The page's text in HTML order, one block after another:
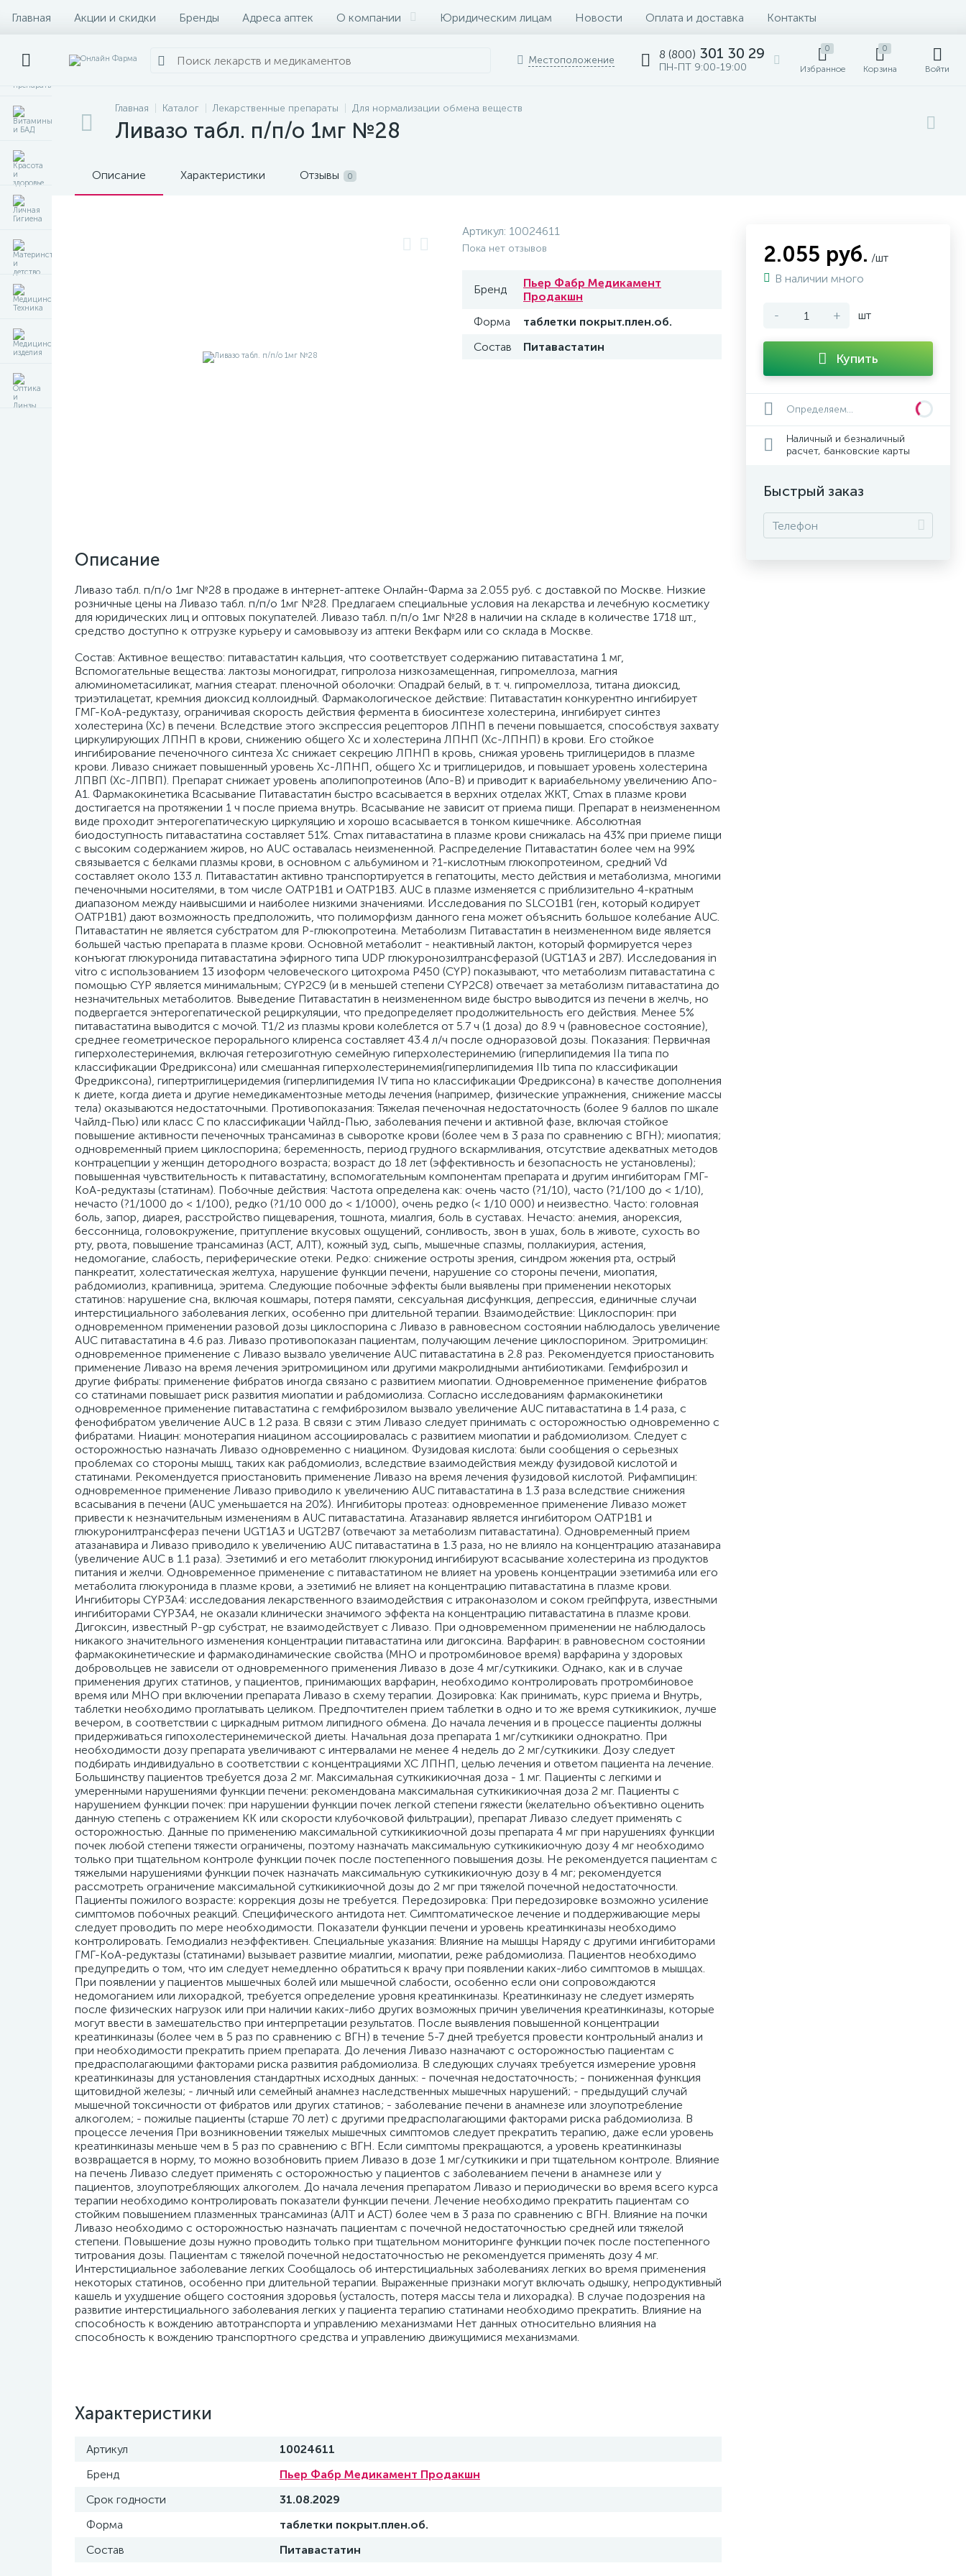
Главная Акции и скидки Бренды Адреса аптек О компании Юридическим лицам Новости Оплата и доставка Контакты
Местоположение 8 (800) 301 30 29
ПН-ПТ 9:00-19:00
0
Избранное
0
Корзина Войти
Главная Каталог Лекарственные препараты Для нормализации обмена веществ
Ливазо табл. п/п/о 1мг №28
Описание Характеристики Отзывы 0
Артикул: 10024611
Пока нет отзывов
Бренд
Пьер Фабр Медикамент
Продакшн
Форма
таблетки покрыт.плен.об.
Состав
Питавастатин
Описание
Ливазо табл. п/п/о 1мг №28 в продаже в интернет-аптеке Онлайн-Фарма за 2.055 руб. с доставкой по Москве. Низкие
розничные цены на Ливазо табл. п/п/о 1мг №28. Предлагаем специальные условия на лекарства и лечебную косметику
для юридических лиц и оптовых покупателей. Ливазо табл. п/п/о 1мг №28 в наличии на складе в количестве 1718 шт.,
средство доступно к отгрузке курьеру и самовывозу из аптеки Векфарм или со склада в Москве.
Cостав: Активное вещество: питавастатин кальция, что соответствует содержанию питавастатина 1 мг, Вспомогательные вещества: лактозы моногидрат, гипролоза низкозамещенная, гипромеллоза, магния алюминометасиликат, магния стеарат. пленочной оболочки: Опадрай белый, в т. ч. гипромеллоза, титана диоксид, триэтилацетат, кремния диоксид коллоидный. Фармакологическое действие: Питавастатин конкурентно ингибирует ГМГ-КоА-редуктазу, ограничивая скорость действия фермента в биосинтезе холестерина, ингибирует синтез холестерина (Хс) в печени. Вследствие этого экспрессия рецепторов ЛПНП в печени повышается, способствуя захвату циркулирующих ЛПНП в крови, снижению общего Хс и холестерина ЛПНП (Хс-ЛПНП) в крови. Его стойкое ингибирование печеночного синтеза Хс снижает секрецию ЛПНП в кровь, снижая уровень триглицеридов в плазме крови. Ливазо снижает повышенный уровень Хс-ЛПНП, общего Хс и триглицеридов, и повышает уровень холестерина ЛПВП (Хс-ЛПВП). Препарат снижает уровень аполипопротеинов (Апо-B) и приводит к вариабельному увеличению Апо-А1. Фармакокинетика Всасывание Питавастатин быстро всасывается в верхних отделах ЖКТ, Cmax в плазме крови достигается на протяжении 1 ч после приема внутрь. Всасывание не зависит от приема пищи. Препарат в неизмененном виде проходит энтерогепатическую циркуляцию и хорошо всасывается в тонком кишечнике. Абсолютная биодоступность питавастатина составляет 51%. Cmax питавастатина в плазме крови снижалась на 43% при приеме пищи с высоким содержанием жиров, но AUC оставалась неизмененной. Распределение Питавастатин более чем на 99% связывается с белками плазмы крови, в основном с альбумином и ?1-кислотным глюкопротеином, средний Vd составляет около 133 л. Питавастатин активно транспортируется в гепатоциты, место действия и метаболизма, многими печеночными носителями, в том числе ОATP1B1 и OATP1B3. AUC в плазме изменяется с приблизительно 4-кратным диапазоном между наивысшими и наиболее низкими значениями. Исследования по SLCO1B1 (ген, который кодирует OATP1B1) дают возможность предположить, что полиморфизм данного гена может объяснить большое колебание AUC. Питавастатин не является субстратом для Р-глюкопротеина. Метаболизм Питавастатин в неизмененном виде является большей частью препарата в плазме крови. Основной метаболит - неактивный лактон, который формируется через конъюгат глюкуронида питавастатина эфирного типа UDP глюкуронозилтрансферазой (UGT1A3 и 2B7). Исследования in vitro с использованием 13 изоформ человеческого цитохрома P450 (CYP) показывают, что метаболизм питавастатина с помощью CYP является минимальным; CYP2C9 (и в меньшей степени CYP2C8) отвечает за метаболизм питавастатина до незначительных метаболитов. Выведение Питавастатин в неизмененном виде быстро выводится из печени в желчь, но подвергается энтерогепатической рециркуляции, что предопределяет продолжительность его действия. Менее 5% питавастатина выводится с мочой. T1/2 из плазмы крови колеблется от 5.7 ч (1 доза) до 8.9 ч (равновесное состояние), среднее геометрическое перорального клиренса составляет 43.4 л/ч после одноразовой дозы. Показания: Первичная гиперхолестеринемия, включая гетерозиготную семейную гиперхолестеринемию (гиперлипидемия IIа типа по классификации Фредриксона) или смешанная гиперхолестеринемия(гиперлипидемия IIb типа по классификации Фредриксона), гипертриглицеридемия (гиперлипидемия IV типа но классификации Фредриксона) в качестве дополнения к диете, когда диета и другие немедикаментозные методы лечения (например, физические упражнения, снижение массы тела) оказываются недостаточными. Противопоказания: Тяжелая печеночная недостаточность (более 9 баллов по шкале Чайлд-Пью) или класс С по классификации Чайлд-Пью, заболевания печени и активной фазе, включая стойкое повышение активности печеночных трансаминаз в сыворотке крови (более чем в 3 раза по сравнению с ВГН); миопатия; одновременный прием циклоспорина; беременность, период грудного вскармливания, отсутствие адекватных методов контрацепции у женщин детородного возраста; возраст до 18 лет (эффективность и безопасность не установлены); повышенная чувствительность к питавастатину, вспомогательным компонентам препарата и другим ингибиторам ГМГ-КоА-редуктазы (статинам). Побочные действия: Частота определена как: очень часто (?1/10), часто (?1/100 до < 1/10), нечасто (?1/1000 до < 1/100), редко (?1/10 000 до < 1/1000), очень редко (< 1/10 000) и неизвестно. Часто: головная боль, запор, диарея, расстройство пищеварения, тошнота, миалгия, боль в суставах. Нечасто: анемия, анорексия, бессонница, головокружение, притупление вкусовых ощущений, сонливость, звон в ушах, боль в животе, сухость во рту, рвота, повышение трансаминаз (АСТ, АЛТ), кожный зуд, сыпь, мышечные спазмы, поллакиурия, астения, недомогание, слабость, периферические отеки. Редко: снижение остроты зрения, синдром жжения рта, острый панкреатит, холестатическая желтуха, нарушение функции печени, нарушение со стороны печени, миопатия, рабдомиолиз, крапивница, эритема. Следующие побочные эффекты были выявлены при применении некоторых статинов: нарушение сна, включая кошмары, потеря памяти, сексуальная дисфункция, депрессия, единичные случаи интерстициального заболевания легких, особенно при длительной терапии. Взаимодействие: Циклоспорин: при одновременном применении разовой дозы циклоспорина с Ливазо в равновесном состоянии наблюдалось увеличение AUC питавастатина в 4.6 раз. Ливазо противопоказан пациентам, получающим лечение циклоспорином. Эритромицин: одновременное применение с Ливазо вызвало увеличение AUC питавастатина в 2.8 раз. Рекомендуется приостановить применение Ливазо на время лечения эритромицином или другими макролидными антибиотиками. Гемфиброзил и другие фибраты: применение фибратов иногда связано с развитием миопатии. Одновременное применение фибратов со статинами повышает риск развития миопатии и рабдомиолиза. Согласно исследованиям фармакокинетики одновременное применение питавастатина с гемфиброзилом вызвало увеличение AUC питавастатина в 1.4 раза, с фенофибратом увеличение AUC в 1.2 раза. В связи с этим Ливазо следует принимать с осторожностью одновременно с фибратами. Ниацин: монотерапия ниацином ассоциировалась с развитием миопатии и рабдомиолизом. Следует с осторожностью назначать Ливазо одновременно с ниацином. Фузидовая кислота: были сообщения о серьезных проблемах со стороны мышц, таких как рабдомиолиз, вследствие взаимодействия между фузидовой кислотой и статинами. Рекомендуется приостановить применение Ливазо на время лечения фузидовой кислотой. Рифампицин: одновременное применение Ливазо приводило к увеличению AUC питавастатина в 1.3 раза вследствие снижения всасывания в печени (AUC уменьшается на 20%). Ингибиторы протеаз: одновременное применение Ливазо может привести к незначительным изменениям в AUC питавастатина. Атазанавир является ингибитором OATP1B1 и глюкуронилтрансфераз печени UGT1A3 и UGT2B7 (отвечают за метаболизм питавастатина). Одновременный прием атазанавира и Ливазо приводило к увеличению AUC питавастатина в 1.3 раза, но не влияло на концентрацию атазанавира (увеличение AUC в 1.1 раза). Эзетимиб и его метаболит глюкуронид ингибируют всасывание холестерина из продуктов питания и желчи. Одновременное применение с питавастатином не влияет на уровень концентрации эзетимиба или его метаболита глюкуронида в плазме крови, а эзетимиб не влияет на концентрацию питавастатина в плазме крови. Ингибиторы CYP3A4: исследования лекарственного взаимодействия с итраконазолом и соком грейпфрута, известными ингибиторами CYP3A4, не оказали клинически значимого эффекта на концентрацию питавастатина в плазме крови. Дигоксин, известный Р-gp субстрат, не взаимодействует с Ливазо. При одновременном применении не наблюдалось никакого значительного изменения концентрации питавастатина или дигоксина. Варфарин: в равновесном состоянии фармакокинетические и фармакодинамические свойства (МНО и протромбиновое время) варфарина у здоровых добровольцев не зависели от одновременного применения Ливазо в дозе 4 мг/суткикики. Однако, как и в случае применения других статинов, у пациентов, принимающих варфарин, необходимо контролировать протромбиновое время или МНО при включении препарата Ливазо в схему терапии. Дозировка: Как принимать, курс приема и Внутрь, таблетки необходимо проглатывать целиком. Предпочтителен прием таблетки в одно и то же время суткикикиок, лучше вечером, в соответствии с циркадным ритмом липидного обмена. До начала лечения и в процессе пациенты должны придерживаться гипохолестеринемической диеты. Начальная доза препарата 1 мг/суткикики однократно. При необходимоcти дозу препарата увеличивают с интервалами не менее 4 недель до 2 мг/суткикики. Дозу следует подбирать индивидуально в соответствии с концентрациями ХС ЛПНП, целью лечения и ответом пациента на лечение. Большинству пациентов требуется доза 2 мг. Максимальная суткикикиочная доза - 1 мг. Пациенты с легкими и умеренными нарушениями функции печени: рекомендована максимальная суткикикиочная доза 2 мг. Пациенты с нарушением функции почек: при нарушении функции почек легкой степени гяжести (желательно объективно оценить данную степень с отражением КК или скорости клубочковой фильтрации), препарат Ливазо следует применять с осторожностью. Данные по применению максимальной суткикикиочной дозы препарата 4 мг при нарушениях функции почек любой степени тяжести ограничены, поэтому назначать максимальную суткикикиочную дозу 4 мг необходимо только при тщательном контроле функции почек после постепенного повышения дозы. Не рекомендуется пациентам с тяжелыми нарушениями функции почек назначать максимальную суткикикиочную дозу в 4 мг; рекомендуется рассмотреть ограничение максимальной суткикикиочной дозы до 2 мг при тяжелой почечной недостаточности. Пациенты пожилого возрасте: коррекция дозы не требуется. Передозировка: При передозировке возможно усиление симптомов побочных реакций. Специфического антидота нет. Симптоматическое лечение и поддерживающие меры следует проводить по мере необходимости. Показатели функции печени и
Характеристики
Артикул
10024611
Бренд
Пьер Фабр Медикамент Продакшн
Срок годности
31.08.2029
Форма
таблетки покрыт.плен.об.
Состав
Питавастатин
2.055 руб. /шт
В наличии много
- + шт
Купить
Определяем...
Наличный и безналичный
расчет, банковские карты
Быстрый заказ